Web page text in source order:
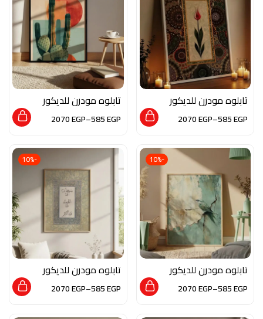
تابلوه مودرن للديكور
من الخشب الطبيعي
والزجاج بلمسة من
585EGP
–
2070EGP
تابلوه مودرن للديكور
من الخشب الطبيعي و
الزجاج بلمسه من الفن
585EGP
–
2070EGP
-10%
تابلوه مودرن للديكور
من الخشب الطبيعي و
الزجاج بلمسه من الفن
585EGP
–
2070EGP
-10%
تابلوه مودرن للديكور
من الخشب الطبيعي و
الزجاج بلمسه من الفن
585EGP
–
2070EGP